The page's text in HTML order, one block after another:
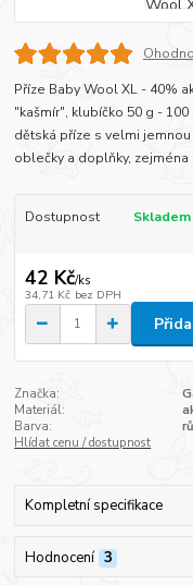
Příze Baby Wool XL - 40%
"kašmír", klubíčko 50 g -
dětská příze s velmi
oblečky a doplňky,
Dostupnost Skladem
42 Kč/ks
34,71 Kč bez DPH
Značka:
Materiál:
Barva:
Hlídat cenu / dostupnost
Kompletní specifikace
Hodnocení 3